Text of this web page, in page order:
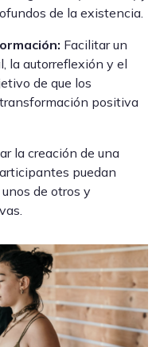
de la existencia.
Facilitar un
la autorreflexión y el
de que los
positiva
la creación de una
puedan
de otros y